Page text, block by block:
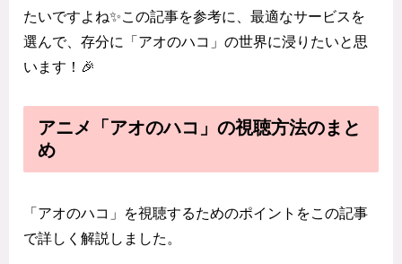
たいですよね✨この記事を参考に、最適なサービスを
選んで、存分に「アオのハコ」の世界に浸りたいと思
います！🎉
アニメ「アオのハコ」の視聴方法のまと
め
「アオのハコ」を視聴するためのポイントをこの記事
で詳しく解説しました。